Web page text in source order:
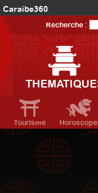
Caraibe360
AmériqueDuNord360
Recherche :
Tourisme Horoscope